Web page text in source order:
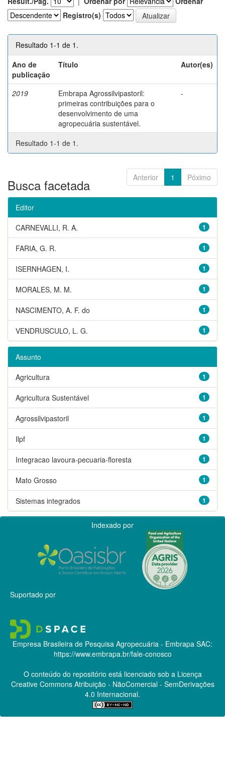
Registro(s)
Resultado 1-1 de 1.
Ano de
publicação
Título Autor(es)
2019
Embrapa Agrossilvipastoril:
primeiras contribuições para o
desenvolvimento de uma
agropecuária sustentável.
-
Resultado 1-1 de 1.
Anterior 1 Póximo
Busca facetada
Editor
1
CARNEVALLI, R. A.
1
FARIA, G. R.
1
ISERNHAGEN, I.
1
MORALES, M. M.
1
NASCIMENTO, A. F. do
1
VENDRUSCULO, L. G.
Assunto
1
Agricultura
1
Agricultura Sustentável
1
Agrossilvipastoril
1
Ilpf
1
Integracao lavoura-pecuaria-floresta
1
Mato Grosso
1
Sistemas integrados
Indexado por
Suportado por
Empresa Brasileira de Pesquisa Agropecuária - Embrapa SAC:
https://www.embrapa.br/fale-conosco
O conteúdo do repositório está licenciado sob a Licença
Creative CommonsAtribuição - NãoComercial - SemDerivações
4.0 Internacional.